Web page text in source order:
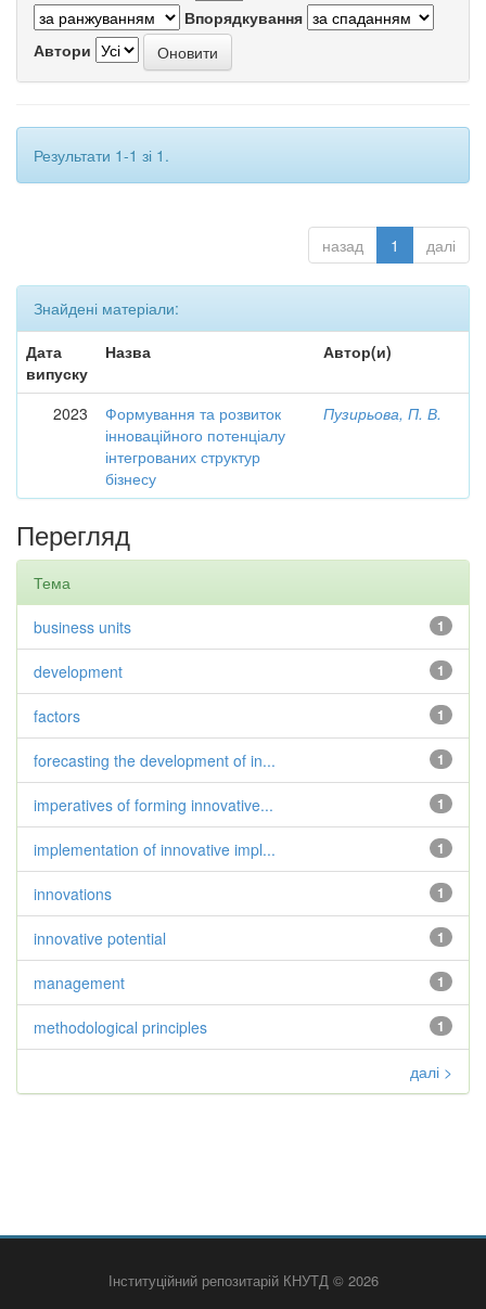
Впорядкування
Автори
Результати 1-1 зі 1.
назад 1 далі
Знайдені матеріали:
Дата
випуску
Назва Автор(и)
2023
Формування та розвиток
інноваційного потенціалу
інтегрованих структур
бізнесу
Пузирьова, П. В.
Перегляд
Тема
1
business units
1
development
1
factors
1
forecasting the development of in...
1
imperatives of forming innovative...
1
implementation of innovative impl...
1
innovations
1
innovative potential
1
management
1
methodological principles
далі >
Інституційний репозитарій КНУТД © 2026